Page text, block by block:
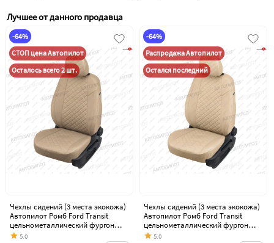
Лучшее от данного продавца
-64%
СТОП цена Автопилот
Осталось всего 2 шт.
Чехлы сидений (3 места экокожа)
Автопилот Ромб Ford Transit
цельнометаллический фургон
(2006-2014)
5.0
-64%
Распродажа Автопилот
Остался последний
Чехлы сидений (3 места экокожа)
Автопилот Ромб Ford Transit
цельнометаллический фургон
(2006-2014)
5.0